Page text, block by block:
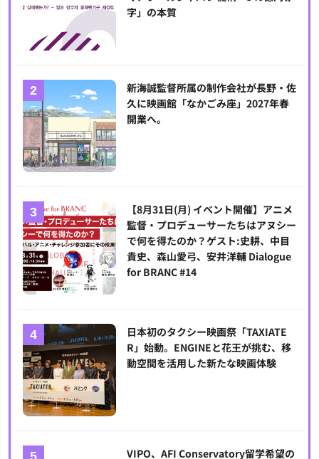
字」の本質
新海誠監督所属の制作会社が長野・佐
久に映画館「なかごみ座」2027年春
開業へ。
【8月31日(月) イベント開催】アニメ
監督・プロデューサーたちはアヌシー
で何を得たのか？ゲスト:史耕、中目
貴史、森山愛弓、安井洋輔 Dialogue
for BRANC #14
日本初のタクシー映画祭「TAXIATE
R」始動。ENGINEと花王が挑む、移
動空間を活用した新たな映画体験
VIPO、AFI Conservatory留学希望の